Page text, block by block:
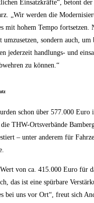
Ein­satz­kräf­te“, betont
„Wir wer­den die
mit hohem Tem­po
umzu­set­zen, son­dern auch,
jeder­zeit hand­lungs- und
zu können.“
schon über 577.000 Euro
THW-Orts­ver­bän­de
– unter ande­rem für
von ca. 415.000 Euro für
das ist eine spür­ba­re
bei uns vor Ort“, freut sich